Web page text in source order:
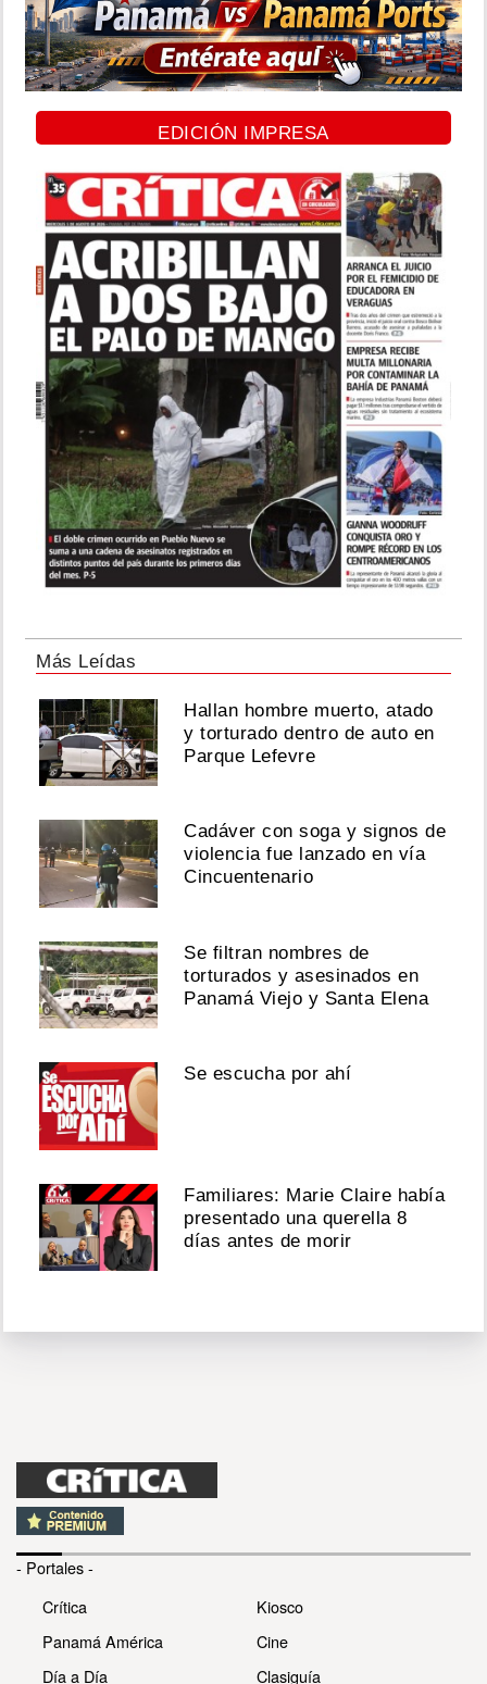
EDICIÓN IMPRESA
Más Leídas
Hallan hombre muerto, atado
y torturado dentro de auto en
Parque Lefevre
Cadáver con soga y signos de
violencia fue lanzado en vía
Cincuentenario
Se filtran nombres de
torturados y asesinados en
Panamá Viejo y Santa Elena
Se escucha por ahí
Familiares: Marie Claire había
presentado una querella 8
días antes de morir
- Portales -
Crítica
Panamá América
Día a Día
Kiosco
Cine
Clasiguía